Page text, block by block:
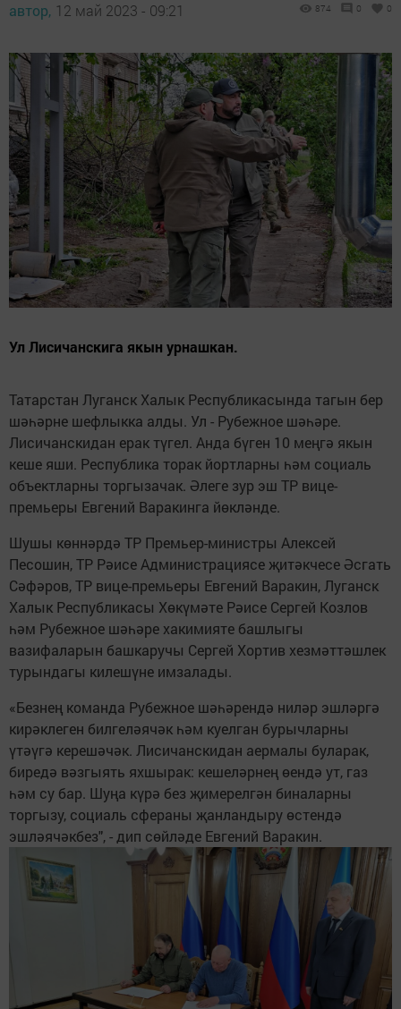
автор, 12 май 2023 - 09:21 874 0 0
Ул Лисичанскига якын урнашкан.
Татарстан Луганск Халык Республикасында тагын бер
шәһәрне шефлыкка алды. Ул - Рубежное шәһәре.
Лисичанскидан ерак түгел. Анда бүген 10 меңгә якын
кеше яши. Республика торак йортларны һәм социаль
объектларны торгызачак. Әлеге зур эш ТР вице-
премьеры Евгений Варакинга йөкләнде.
Шушы көннәрдә ТР Премьер-министры Алексей
Песошин, ТР Рәисе Администрациясе җитәкчесе Әсгать
Сәфәров, ТР вице-премьеры Евгений Варакин, Луганск
Халык Республикасы Хөкүмәте Рәисе Сергей Козлов
һәм Рубежное шәһәре хакимияте башлыгы
вазифаларын башкаручы Сергей Хортив хезмәттәшлек
турындагы килешүне имзалады.
«Безнең команда Рубежное шәһәрендә ниләр эшләргә
кирәклеген билгеләячәк һәм куелган бурычларны
үтәүгә керешәчәк. Лисичанскидан аермалы буларак,
биредә вәзгыять яхшырак: кешеләрнең өендә ут, газ
һәм су бар. Шуңа күрә без җимерелгән биналарны
торгызу, социаль сфераны җанландыру өстендә
эшләячәкбез", - дип сөйләде Евгений Варакин.